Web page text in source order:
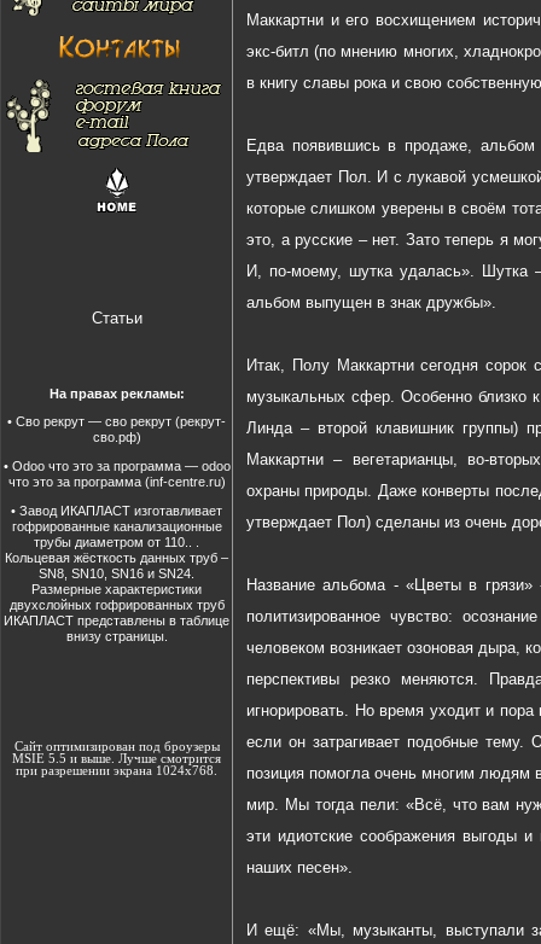
Статьи
На правах рекламы:
• Сво рекрут — сво рекрут (рекрут-
сво.рф)
• Odoo что это за программа— odoo
что это за программа (inf-centre.ru)
• Завод ИКАПЛАСТ изготавливает
гофрированные канализационные
трубы диаметром от 110..
Кольцевая жёсткость данных труб –
SN8, SN10, SN16 и SN24.
Размерные характеристики
двухслойных гофрированных труб
ИКАПЛАСТ представлены в таблице
внизу страницы.
Сайт оптимизирован под броузеры
MSIE 5.5 и выше. Лучше смотрится
при разрешении экрана 1024х768.
Маккартни и его восхищением
экс-битл (по мнению многих,
в книгу славы рока и свою
Едва появившись в продаже,
утверждает Пол. И с лукавой
которые слишком уверены в своём
это, а русские – нет. Зато теперь я
И, по-моему, шутка удалась». Шутка
альбом выпущен в знак дружбы».
Итак, Полу Маккартни сегодня
музыкальных сфер. Особенно близко
Линда – второй клавишник группы)
Маккартни – вегетарианцы, во-
охраны природы. Даже конверты
утверждает Пол) сделаны из очень
Название альбома - «Цветы в
политизированное чувство:
человеком возникает озоновая дыра,
перспективы резко меняются.
игнорировать. Но время уходит и
если он затрагивает подобные
позиция помогла очень многим
мир. Мы тогда пели: «Всё, что вам
эти идиотские соображения выгоды
наших песен».
И ещё: «Мы, музыканты, выступали